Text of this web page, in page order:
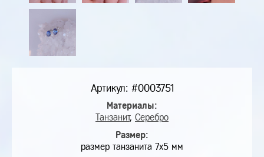
Артикул: #0003751
Материалы:
Танзанит, Серебро
Размер:
размер танзанита 7х5 мм